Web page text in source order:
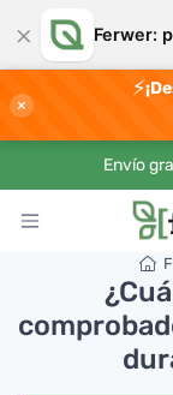
× Ferwer:
×
⚡
Envío